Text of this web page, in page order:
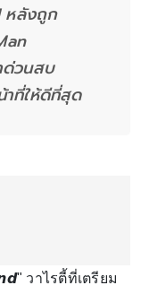
หลังถูก
ด่วนสบ
าที่ให้ดีที่สุด
วาไรตี้ที่เตรียม